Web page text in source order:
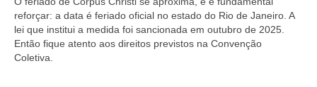
Coletivo de Igualdade Racial
DENÚNCIAS
reforçar: a data é feriado oficial no estado do Rio de Janeiro. A
lei que institui a medida foi sancionada em outubro de 2025.
Então fique atento aos direitos previstos na Convenção
Coletiva.